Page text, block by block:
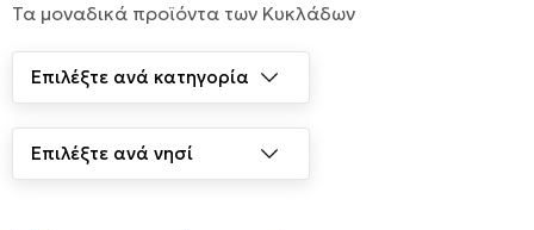
Τα μοναδικά προϊόντα των Κυκλάδων